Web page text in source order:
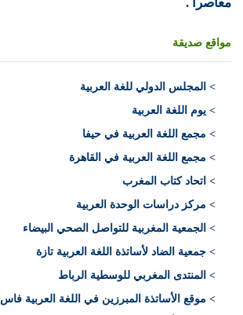
مواقع صديقة
> المجلس الدولي للغة العربية
> يوم اللغة العربية
> مجمع اللغة العربية في حيفا
> مجمع اللغة العربية في القاهرة
> اتحاد كتاب المغرب
> مركز دراسات الوحدة العربية
> الجمعية المغربية للتواصل الصحي البيضاء
> جمعية الضاد لأساتذة اللغة العربية تازة
> المنتدى المغربي للوسطية الرباط
> موقع الأساتذة المبرزين في اللغة العربية فاس